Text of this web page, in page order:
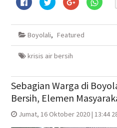
untuk
membagikan
Facebook(Membuka
jendela
baru)
untuk
berbagi
Twitter(Membuka
jendela
baru)
untuk
berbagi
Google+
di
yang
untuk
baru)
Boyolali, Featured
krisis air bersih
Sebagian Warga di
Bersih, Elemen
Jumat, 16 Oktober 2020 | 13:44